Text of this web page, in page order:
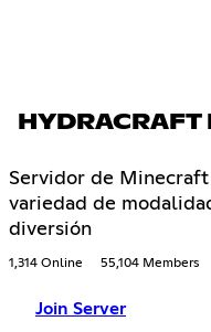
HYDRACRAFT
Servidor de
variedad de
diversión
1,314 Online 55,104 Members
Join Server